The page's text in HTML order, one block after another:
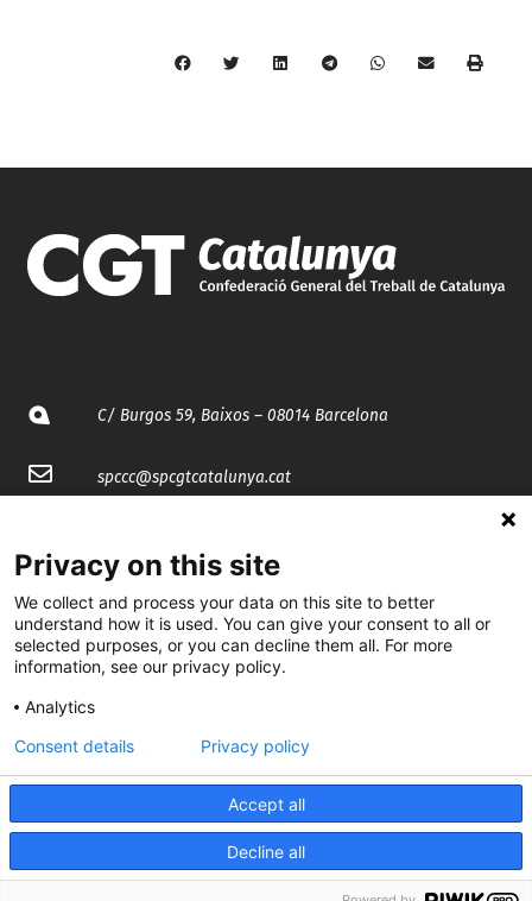
C/ Burgos 59, Baixos – 08014 Barcelona
spccc@spcgtcatalunya.cat
@CGTCatalunya
cgtcatalunya
cgtcatalunya
Desenvolupat per
Privacy on this site
We collect and process your data on this site to better
understand how it is used. You can give your consent to all or
selected purposes, or you can decline them all. For more
information, see our privacy policy.
Analytics
Accept all
Decline all
Consent details Privacy policy